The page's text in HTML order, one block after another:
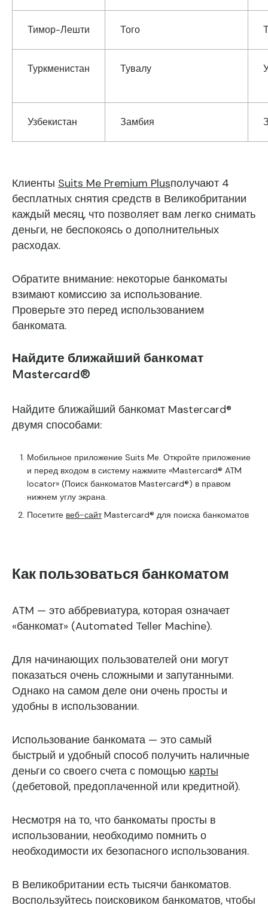
Тимор-Лешти Того
Туркменистан Тувалу
Узбекистан Замбия
Клиенты Suits Me Premium Plusполучают 4
бесплатных снятия средств в Великобритании
каждый месяц, что позволяет вам легко снимать
деньги, не беспокоясь о дополнительных
расходах.
Обратите внимание: некоторые банкоматы
взимают комиссию за использование.
Проверьте это перед использованием
банкомата.
Найдите ближайший банкомат
Mastercard®
Найдите ближайший банкомат Mastercard®
двумя способами:
Мобильное приложение Suits Me. Откройте приложение
и перед входом в систему нажмите «Mastercard® ATM
locator» (Поиск банкоматов Mastercard®) в правом
нижнем углу экрана.
Посетите веб-сайтMastercard® для поиска банкоматов
Как пользоваться банкоматом
ATM — это аббревиатура, которая означает
«банкомат» (Automated Teller Machine).
Для начинающих пользователей они могут
показаться очень сложными и запутанными.
Однако на самом деле они очень просты и
удобны в использовании.
Использование банкомата — это самый
быстрый и удобный способ получить наличные
деньги со своего счета с помощью карты
(дебетовой, предоплаченной или кредитной).
Несмотря на то, что банкоматы просты в
использовании, необходимо помнить о
необходимости их безопасного использования.
В Великобритании есть тысячи банкоматов.
Воспользуйтесь поисковиком банкоматов, чтобы